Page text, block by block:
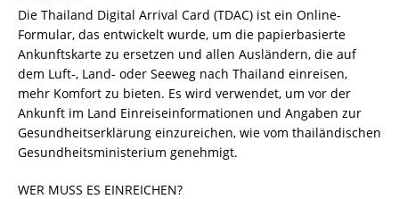
Die Thailand Digital Arrival Card (TDAC) ist ein Online-
Formular, das entwickelt wurde, um die papierbasierte
Ankunftskarte zu ersetzen und allen Ausländern, die auf
dem Luft-, Land- oder Seeweg nach Thailand einreisen,
mehr Komfort zu bieten. Es wird verwendet, um vor der
Ankunft im Land Einreiseinformationen und Angaben zur
Gesundheitserklärung einzureichen, wie vom thailändischen
Gesundheitsministerium genehmigt.
WER MUSS ES EINREICHEN?